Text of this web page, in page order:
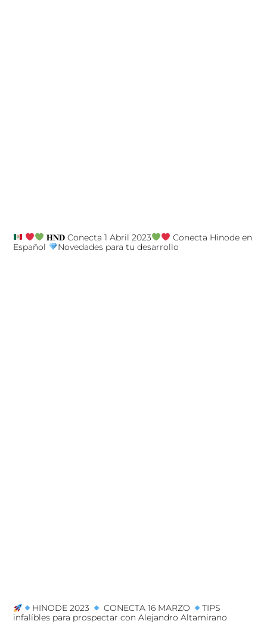
𝐇𝐍𝐃 Conecta 1 Abril 2023
Conecta Hinode en
Español
Novedades para tu desarrollo
HINODE 2023 CONECTA 16 MARZO
TIPS
infalíbles para prospectar con Alejandro Altamirano